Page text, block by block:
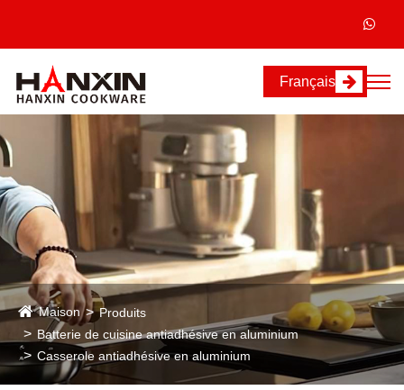
Français
Maison
Produits
Batterie de cuisine antiadhésive en aluminium
Casserole antiadhésive en aluminium